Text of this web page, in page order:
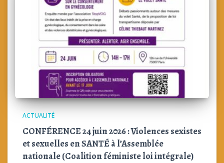
ACTUALITÉ
CONFÉRENCE 24 juin 2026 : Violences sexistes
et sexuelles en SANTÉ à l’Assemblée
nationale (Coalition féministe loi intégrale)